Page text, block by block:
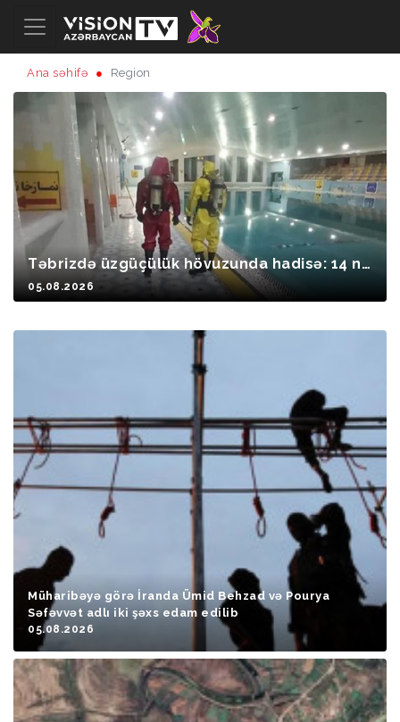
Ana səhifə Region
Təbrizdə üzgüçülük hövuzunda hadisə: 14 nə
fər zəhərləndi
05.08.2026
Müharibəyə görə İranda Ümid Behzad və Pourya
Səfəvvət adlı iki şəxs edam edilib
05.08.2026